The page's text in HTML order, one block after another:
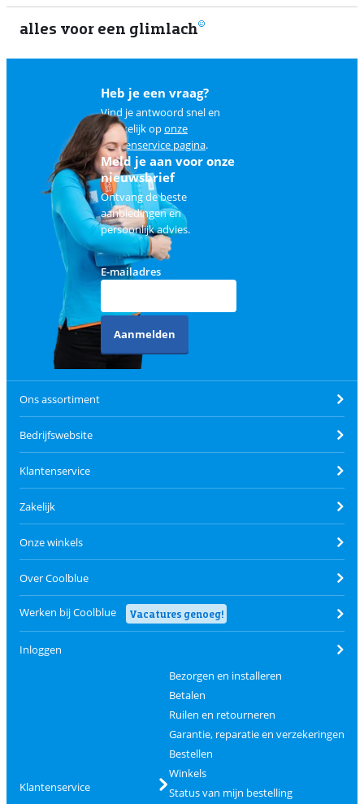
alles voor een glimlach
Heb je een vraag?
Vind je antwoord snel en
makkelijk oponze
klantenservice pagina.
Meld je aan voor onze
nieuwsbrief
Ontvang de beste
aanbiedingen en
persoonlijk advies.
E-mailadres
Aanmelden
Ons assortiment
Bedrijfswebsite
Klantenservice
Zakelijk
Onze winkels
Over Coolblue
Werken bij Coolblue Vacatures genoeg!
Inloggen
Klantenservice
Bezorgen en installeren
Betalen
Ruilen en retourneren
Garantie, reparatie en verzekeringen
Bestellen
Winkels
Status van mijn bestelling